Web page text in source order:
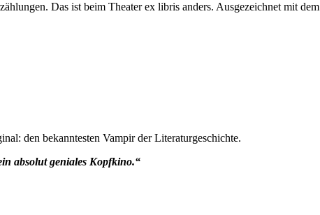
Das ist beim Theater ex libris anders. Ausgezeichnet mit dem
den bekanntesten Vampir der Literaturgeschichte.
absolut geniales Kopfkino.“